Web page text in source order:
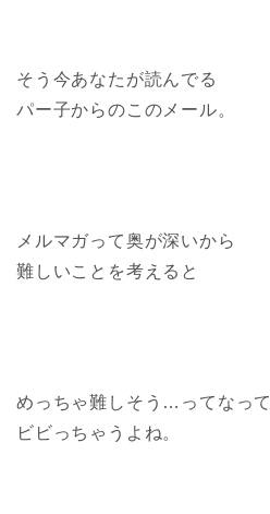
そう今あなたが読んでる
パー子からのこのメール。
メルマガって奥が深いから
難しいことを考えると
めっちゃ難しそう…ってなって
ビビっちゃうよね。